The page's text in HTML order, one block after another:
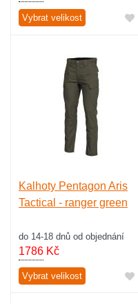
Vybrat velikost
Kalhoty Pentagon Aris
Tactical - ranger green
do 14-18 dnů od objednání
1786 Kč
Vybrat velikost